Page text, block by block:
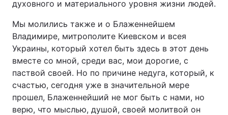
духовного и материального уровня жизни людей.
Мы молились также и о Блаженнейшем
Владимире, митрополите Киевском и всея
Украины, который хотел быть здесь в этот день
вместе со мной, среди вас, мои дорогие, с
паствой своей. Но по причине недуга, который, к
счастью, сегодня уже в значительной мере
прошел, Блаженнейший не мог быть с нами, но
верю, что мыслью, душой, своей молитвой он